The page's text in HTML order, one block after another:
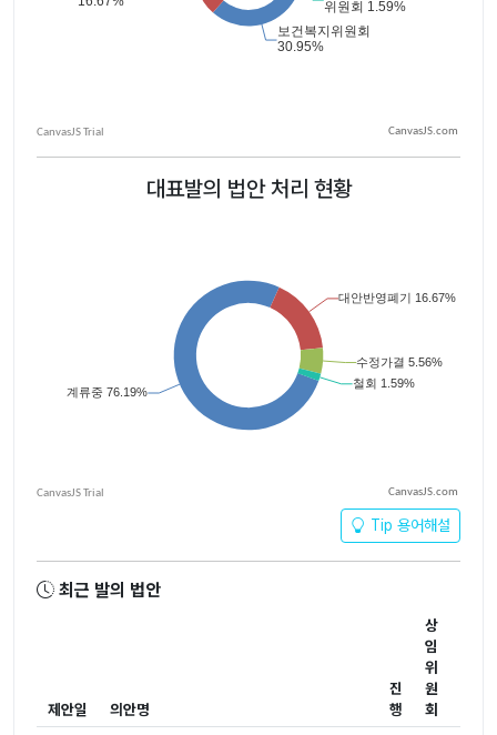
CanvasJS.com
대표발의 법안 처리 현황
CanvasJS.com
Tip 용어해설
최근 발의 법안
제안일 의안명
진
행
상
임
위
원
회